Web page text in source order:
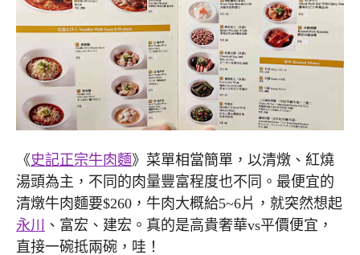
《史記正宗牛肉麵》菜單相當簡單，以清燉、紅燒
湯頭為主，不同的肉量豐富程度也不同。最便宜的
清燉牛肉麵要$260，牛肉大概給5~6片，就突然想起
永川
、富宏、建宏。真的是高貴奢華vs平價便宜，
直接一碗抵兩碗，哇！